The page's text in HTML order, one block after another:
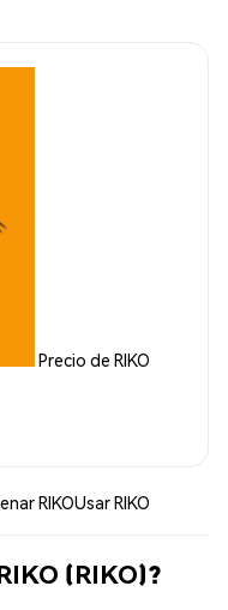
Precio de RIKO
RIKOUsar RIKO
(RIKO)?